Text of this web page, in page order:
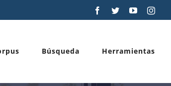
Facebook
TwitterYouTube
Búsqueda Herramientas